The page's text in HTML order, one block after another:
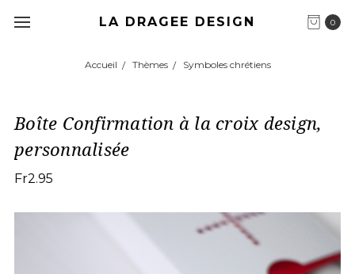
0
LA DRAGEE DESIGN
Accueil Thèmes Symboles chrétiens
Boîte Confirmation à la croix design,
personnalisée
Fr2.95